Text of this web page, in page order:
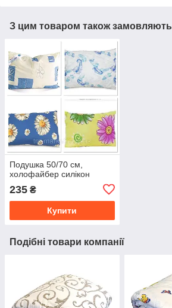
З цим товаром також замовляють
Подушка 50/70 см,
холофайбер силікон
235 ₴
Купити
Подібні товари компанії